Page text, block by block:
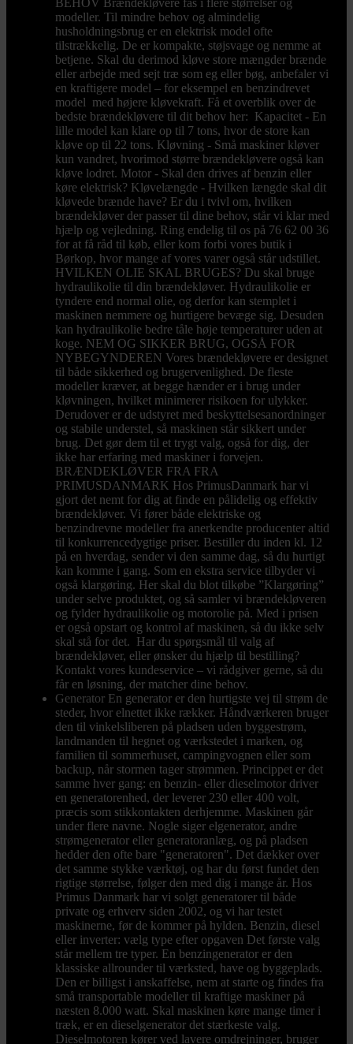
BEHOV Brændekløvere fås i flere størrelser og
modeller. Til mindre behov og almindelig
husholdningsbrug er en elektrisk model ofte
tilstrækkelig. De er kompakte, støjsvage og nemme at
betjene. Skal du derimod kløve store mængder brænde
eller arbejde med sejt træ som eg eller bøg, anbefaler vi
en kraftigere model – for eksempel en benzindrevet
model med højere kløvekraft. Få et overblik over de
bedste brændekløvere til dit behov her: Kapacitet - En
lille model kan klare op til 7 tons, hvor de store kan
kløve op til 22 tons. Kløvning - Små maskiner kløver
kun vandret, hvorimod større brændekløvere også kan
kløve lodret. Motor - Skal den drives af benzin eller
køre elektrisk? Kløvelængde - Hvilken længde skal dit
kløvede brænde have? Er du i tvivl om, hvilken
brændekløver der passer til dine behov, står vi klar med
hjælp og vejledning. Ring endelig til os på 76 62 00 36
for at få råd til køb, eller kom forbi vores butik i
Børkop, hvor mange af vores varer også står udstillet.
HVILKEN OLIE SKAL BRUGES? Du skal bruge
hydraulikolie til din brændekløver. Hydraulikolie er
tyndere end normal olie, og derfor kan stemplet i
maskinen nemmere og hurtigere bevæge sig. Desuden
kan hydraulikolie bedre tåle høje temperaturer uden at
koge. NEM OG SIKKER BRUG, OGSÅ FOR
NYBEGYNDEREN Vores brændekløvere er designet
til både sikkerhed og brugervenlighed. De fleste
modeller kræver, at begge hænder er i brug under
kløvningen, hvilket minimerer risikoen for ulykker.
Derudover er de udstyret med beskyttelsesanordninger
og stabile understel, så maskinen står sikkert under
brug. Det gør dem til et trygt valg, også for dig, der
ikke har erfaring med maskiner i forvejen.
BRÆNDEKLØVER FRA FRA
PRIMUSDANMARK Hos PrimusDanmark har vi
gjort det nemt for dig at finde en pålidelig og effektiv
brændekløver. Vi fører både elektriske og
benzindrevne modeller fra anerkendte producenter altid
til konkurrencedygtige priser. Bestiller du inden kl. 12
på en hverdag, sender vi den samme dag, så du hurtigt
kan komme i gang. Som en ekstra service tilbyder vi
også klargøring. Her skal du blot tilkøbe ”Klargøring”
under selve produktet, og så samler vi brændekløveren
og fylder hydraulikolie og motorolie på. Med i prisen
er også opstart og kontrol af maskinen, så du ikke selv
skal stå for det. Har du spørgsmål til valg af
brændekløver, eller ønsker du hjælp til bestilling?
Kontakt vores kundeservice – vi rådgiver gerne, så du
får en løsning, der matcher dine behov.
Generator En generator er den hurtigste vej til strøm de
steder, hvor elnettet ikke rækker. Håndværkeren bruger
den til vinkelsliberen på pladsen uden byggestrøm,
landmanden til hegnet og værkstedet i marken, og
familien til sommerhuset, campingvognen eller som
backup, når stormen tager strømmen. Princippet er det
samme hver gang: en benzin- eller dieselmotor driver
en generatorenhed, der leverer 230 eller 400 volt,
præcis som stikkontakten derhjemme. Maskinen går
under flere navne. Nogle siger elgenerator, andre
strømgenerator eller generatoranlæg, og på pladsen
hedder den ofte bare "generatoren". Det dækker over
det samme stykke værktøj, og har du først fundet den
rigtige størrelse, følger den med dig i mange år. Hos
Primus Danmark har vi solgt generatorer til både
private og erhverv siden 2002, og vi har testet
maskinerne, før de kommer på hylden. Benzin, diesel
eller inverter: vælg type efter opgaven Det første valg
står mellem tre typer. En benzingenerator er den
klassiske allrounder til værksted, have og byggeplads.
Den er billigst i anskaffelse, nem at starte og findes fra
små transportable modeller til kraftige maskiner på
næsten 8.000 watt. Skal maskinen køre mange timer i
træk, er en dieselgenerator det stærkeste valg.
Dieselmotoren kører ved lavere omdrejninger, bruger